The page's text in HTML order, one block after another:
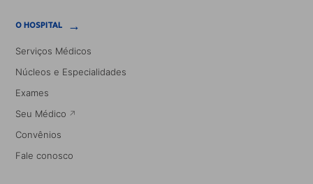
O HOSPITAL →
Serviços Médicos
Núcleos e Especialidades
Exames
Seu Médico
Convênios
Fale conosco